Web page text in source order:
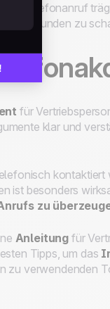
Telefonanruf
Kunden zu
für
klar und
kontaktiert
ist besonders
zu
Anleitung für
Tipps, um das
zu verwendenden